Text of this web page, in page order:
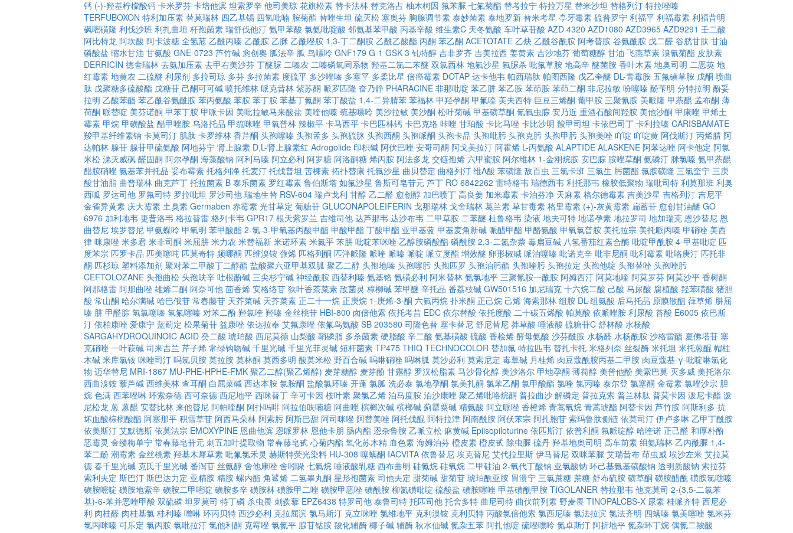
钙 (-)-羟基柠檬酸钙 卡米罗芬 卡培他滨 坦索罗辛 他司美琼 花旗松素 替卡法林 替克洛占 柚木柯因 氟苯脲 七氟菊酯 替考拉宁 特拉万星 替米沙坦 替格列汀 特拉唑嗪
TERFUBOXON 特利加压素 替莫瑞林 四乙基锡 四氢吡喃 胺菊酯 替唑生坦 硫灭松 塞奥芬 胸腺调节素 泰妙菌素 泰地罗新 替米考星 亭牙毒素 硫普罗宁 利福平 利福霉素 利福昔明
砜嘧磺隆 利伐沙班 利扎曲坦 杆孢菌素 瑞舒伐他汀 氨甲苯酸 氯氨吡啶酸 邻氨基苯甲酸 丙基辛酸 维生素C 天冬氨酸 车叶草苷酸 AZD 4320 AZD1080 AZD3965 AZD9291 壬二酸
阿比特龙 阿坎酸 阿卡波糖 全氢苊 乙酰丙嗪 乙酰胺 乙脒 乙酰唑胺 1,3-丁二酮胺 乙酰乙酸酯 丙酮 苯乙酮 ACETOTATE 乙炔 乙酰谷酰胺 阿考替胺 谷氨酰胺 戊二醛 谷胱甘肽 甘油
磷酸盐 缩水甘油 甘氨酸 GNE-0723 芦竹碱 愈创奥 胍法辛 胍 鸟嘌呤 GNF179 G-1 GSK-3 钆特醇 吉非罗齐 吉美拉西 姜黄素 吉沙地芬 葡萄糖醇 甘油 飞燕草素 溴氰菊酯 皮肤素
DERRICIN 德舍瑞林 去氨加压素 去甲右美沙芬 丁醚脲 二嗪农 二嗪磷氧同系物 羟基二氯二苯醚 双氯西林 地氟沙星 氟脲杀 吡氟草胺 地高辛 醚菌胺 香叶木素 地奥司明 二恶英 地
红霉素 地黄农 二硫醚 利尿剂 多拉司琼 多芬 多拉菌素 度硫平 多沙唑嗪 多塞平 多柔比星 倍癌霉素 DOTAP 达卡他韦 帕西瑞肽 帕图西隆 戊乙奎醚 DL-青霉胺 五氟磺草胺 戊酮 喷曲
肽 戊聚糖多硫酸酯 戊糖苷 己酮可可碱 喷托维林 哌克昔林 紫苏酮 哌罗匹隆 奋乃静 PHARACINE 非那吡啶 苯乙肼 苯乙胺 苯茚胺 苯茚二酮 非尼拉敏 吩噻嗪 酚苄明 分特拉明 酚妥
拉明 乙酸苯酯 苯乙酰谷氨酰胺 苯丙氨酸 苯胺 苯丁胺 苯基丁氮酮 苯丁酸盐 1,4-二异腈苯 苯福林 甲羟孕酮 甲氟喹 美夫西特 巨豆三烯酮 葡甲胺 三聚氰胺 美哌隆 甲萘醌 孟布酮 薄
荷酮 哌替啶 美芬诺酮 甲苯丁胺 甲哌卡因 美吡拉敏马来酸盐 美喹他嗪 巯基嘌呤 美沙拉敏 美沙酮 松叶菊碱 甲基磺草酮 氰氟虫腙 安乃近 重酒石酸间羟胺 美他沙酮 甲康唑 甲烯土
霉素 甲烷 甲磺酸盐 醋甲唑胺 乌洛托品 甲巯咪唑 甲氧普林 辣椒平 卡马西平 卡巴匹林钙 卡巴克络 咔唑 甘珀酸 卡比马唑 卡比沙明 羧甲司坦 卡依巴司丁 卡利拉嗪 CARISBAMATE
羧甲基纤维素钠 卡莫司汀 肌肽 卡罗维林 香芹酮 头孢噻嗪 头孢孟多 头孢硫脒 头孢西酮 头孢哌酮 头孢卡品 头孢吡肟 头孢克肟 头孢甲肟 头孢美唑 吖啶 吖啶黄 阿伐斯汀 丙烯腈 阿
达帕林 腺苷 腺苷甲硫氨酸 阿地芬宁 肾上腺素 D,L-肾上腺素红 Adrogolide 印枳碱 阿伏巴唑 安哥司酮 阿戈美拉汀 阿霍烯 L-丙氨酸 ALAPTIDE ALASKENE 阿苯达唑 阿卡他定 阿氯
米松 涕灭威砜 醛固酮 阿尔孕酮 海藻酸钠 阿利马嗪 阿立必利 阿罗糖 阿洛酮糖 烯丙胺 阿法多龙 交链孢烯 六甲蜜胺 阿尔维林 1-金刚烷胺 安巴腙 胺唑草酮 氨磷汀 脒氯嗪 氨甲萘醌
醋胺硝唑 氨基苯并托品 妥布霉素 托格列净 托麦汀 托伐普坦 苦楝素 拓扑替康 托氟沙星 曲贝替定 曲格列汀 维A酸 苯磺隆 敌百虫 三氯卡班 三氯生 肟菌酯 氟胺磺隆 三氯奎宁 三庚
酸甘油脂 曲普瑞林 曲克芦丁 托拉菌素 B 泰乐菌素 罗红霉素 鲁伯斯塔 如氟沙星 鲁斯可皂苷元 芦丁 RO 6842262 雷特格韦 瑞德西韦 利托那韦 橡胶低聚物 瑞吡司特 利莫那班 利奥
西呱 罗达司他 罗氟司特 罗拉吡坦 罗沙司他 瑞地生替 RSV-604 瑞卢戈利 甘醇 乙二醛 愈创醇 加巴喷丁 高良姜 加米霉素 卡泊芬净 天麻素 格尔德霉素 吉美沙星 吉格列汀 吉尼平
金雀异黄素 庆大霉素 土臭素 Germaben 赤霉素 光甘草定 葡糖苷 GLUCONAPOLEIFERIN 戈那瑞林 戈舍瑞林 葛兰素 草甘毒素 格里霉素 (+)-灰黄霉素 扁蓄苷 愈创甘油醚 GO
6976 加利地韦 更昔洛韦 格拉替雷 格列卡韦 GPR17 根天紫罗兰 吉维司他 达芦那韦 达沙布韦 二甲草胺 二苯醚 杜鲁格韦 染液 地夫可特 地诺孕素 地拉罗司 地加瑞克 恩沙替尼 恩
曲替尼 埃罗替尼 甲氨蝶呤 甲氧明 苯甲酸酯 2-氯-3-甲氧基丙酸甲酯 甲酸甲酯 丁酸甲酯 亚甲基蓝 甲基麦角新碱 哌醋甲酯 甲酪氨酸 甲氧氯普胺 美托拉宗 美托哌丙嗪 甲硝唑 美西
律 咪康唑 米多君 米非司酮 米屈肼 米力农 米替福新 米诺环素 米氮平 苯肼 吡啶苯咪唑 乙醇胺磷酸酯 磷酰胺 2,3-二氮杂萘 毒扁豆碱 八氢番茄红素合酶 吡啶甲酰胺 4-甲基吡啶 匹
度苯宗 匹罗卡品 匹美噻吨 匹莫奇特 频哪酮 匹维溴铵 蒎烯 匹格列酮 匹泮哌隆 哌喹 哌嗪 哌啶 哌立度酯 增效醚 卵形椒碱 哌泊噻嗪 吡诺克辛 吡非尼酮 吡利霉素 吡咯庚汀 匹托非
酮 匹杉琼 塑料添加剂 聚对苯二甲酸丁二醇酯 盐酸聚六亚甲基双胍 聚乙二醇 头孢地嗪 头孢噻肟 头孢匹罗 头孢泊肟酯 头孢喹肟 头孢拉定 头孢他啶 头孢替唑 头孢唑肟
CEFTOLOZANE 头孢曲松 头孢呋辛 吐根酚碱 三尖杉宁碱 神经酰胺 西替利嗪 氨基铬 氨磺必利 阿米替林 氨氯地平 三聚氰胺一酰胺 阿姆西汀 阿莫地喹 阿莫罗芬 阿莫沙平 香树酮
阿那格雷 阿那曲唑 雄烯二酮 阿奈可他 茴香烯 安格络苷 狭叶香茶菜素 敌菌灵 樟柳碱 苯甲醚 辛托品 番荔枝碱 GW501516 加尼瑞克 十六烷二酸 己酸 马尿酸 腐植酸 羟苯磺酸 猪胆
酸 常山酮 哈尔满碱 哈巴俄苷 常春藤苷 天芥菜碱 天芥菜素 正二十一烷 正庚烷 1-庚烯-3-酮 六氟丙烷 扑米酮 正己烷 己烯 海索那林 组胺 DL-组氨酸 后马托品 原膜散酯 葎草烯 肼屈
嗪 肼 甲醛腙 氢氯噻嗪 氢氟噻嗪 对苯二酚 羟氯喹 羟嗪 金丝桃苷 HBI-800 卤倍他索 依托考昔 EDC 依尔替酸 依托度酸 二十碳五烯酸 帕莫酸 依哌唑胺 利尿酸 苔酸 E6005 依巴斯
汀 依柏康唑 爱康宁 蓝蓟定 松果菊苷 益康唑 依达拉奉 艾氟康唑 依氟鸟氨酸 SB 203580 司隆色替 塞卡替尼 舒尼替尼 莽草酸 唾液酸 硫糖苷C 舒林酸 水杨酸
SARGAHYDROQUINOIC ACID 癸二酸 琥珀酸 西尼莫德 山梨酸 鞘磷脂 多杀菌素 硬脂酸 辛二酸 氨基磺酸 硫酸 香桧烯 酵母氨酸 沙芬酰胺 水杨醛 水杨酰胺 沙格雷酯 夏佛塔苷 塞
克硝唑 一叶萩碱 司来吉兰 芹子烯 常绿钩吻碱 千里光碱 千里光菲灵碱 短杆菌素 TP475 THIQ TECHNOCOLOR 替加氟 特拉匹韦 替扎卡托 米格列奈 丝裂酶 米托坦 米托蒽醌 帽柱
木碱 米库氯铵 咪唑司汀 吗氯贝胺 莫拉胺 莫林酮 莫西多明 酸莫米松 野百合碱 吗啉硝唑 吗啉胍 莫沙必利 莫索尼定 毒蕈碱 月桂烯 肉豆蔻酰胺丙基二甲胺 肉豆蔻基-γ-吡啶啉氯化
物 迈华替尼 MRI-1867 MU-PHE-HPHE-FMK 聚乙二醇(聚乙烯醇) 麦芽糖醇 麦芽酚 甘露醇 罗汉松脂素 马沙骨化醇 美沙洛尔 甲地孕酮 薄荷醇 美普他酚 美索巴莫 灭多威 美托洛尔
西曲溴铵 藜芦碱 西维美林 查耳酮 白屈菜碱 西达本胺 氯胺酮 盐酸氯环嗪 开蓬 氯胍 洗必泰 氯地孕酮 氯美扎酮 氯苯乙酮 氯甲酸酯 氯喹 氯丙嗪 泰尔登 氯塞酮 金霉素 氯唑沙宗 胆
烷 色满 西苯唑啉 环索奈德 西可奈德 西尼地平 西咪替丁 辛可卡因 桉叶素 聚氯乙烯 泊马度胺 泊沙康唑 聚乙烯吡咯烷酮 普拉曲沙 解磷定 普拉克索 普兰林肽 普莫卡因 泼尼卡酯 泼
尼松龙 蒽 蒽醌 安替比林 来他替尼 阿帕喹酮 阿扑吗啡 阿拉伯呋喃糖 阿曲唑 槟榔次碱 槟榔碱 蓟罂粟碱 精氨酸 阿立哌唑 香橙烯 青蒿氧烷 青蒿琥酯 阿替卡因 芦竹胺 阿斯利多 抗
坏血酸棕榈酸酯 阿塞那平 积雪草苷 阿西马朵林 阿索肟 阿斯巴甜 阿司咪唑 阿替美唑 阿托伐醌 阿特拉津 阿南酰胺 阿伏苯宗 阿扎胞苷 索玛鲁肽侧链 依莫司汀 伊卢多啉 乙甲丁酰胺
依美斯汀 艾默德斯 依莫法宗 EMOXYPINE 恩曲他滨 恩哌罗林 恩他卡朋 肠内酯 恩杂鲁胺 乙哌立松 麻黄碱 Epiisopiloturine 依匹斯汀 依普利酮 氟哌啶醇 哈喹诺 正己醛 和厚朴酚
恶霉灵 金缕梅单宁 常春藤皂苷元 刺五加叶提取物 常春藤皂甙 心菊内酯 氧化苏木精 血色素 海姆泊芬 橙皮素 橙皮甙 除虫脲 硫丹 羟基地奥司明 高车前素 组氨瑞林 乙内酰脲 1,4-
苯二酚 潮霉素 金丝桃素 羟基木犀草素 吡氟氯禾灵 赫斯特荧光染料 HU-308 噻螨酮 IACVITA 依鲁替尼 埃克替尼 艾代拉里斯 伊马替尼 双咪苯脲 艾瑞昔布 茚虫威 埃沙左米 艾拉莫
德 春千里光碱 克氏千里光碱 番泻苷 丝氨醇 舍他康唑 舍吲哚 七氟烷 唾液酸乳糖 西布曲明 硅氮烷 硅氧烷 二甲硅油 2-氧代丁酸钠 亚氯酸钠 环己基氨基磺酸钠 透明质酸钠 索拉芬
索利夫定 斯巴汀 斯巴达力定 亚精胺 精胺 螺内酯 角鲨烯 二氢睾丸酮 星形孢菌素 司他夫定 甜菊碱 甜菊苷 琥珀酰亚胺 胃溃宁 三氯蔗糖 蔗糖 舒布硫胺 磺草酮 磺胺醋酰 磺胺氯哒嗪
磺胺嘧啶 磺胺地索辛 磺胺二甲嘧啶 磺胺多辛 磺胺林 磺胺甲二唑 磺胺甲恶唑 磺酰胺 柳氮磺吡啶 硫酸盐 磺胺噻唑 甲基磺酰甲胺 TIGOLANER 替拉那韦 他克莫司 2-(3,5-二氯苯
基)-6-苯并恶唑甲酸 双硫磷 坦罗莫司 特丁磷 杀虫畏 刺蒺藜 EPZ6438 特罗司他 泰鲁司特 托匹司他 托舍多特 曲尼司特 曲伏前列素 野麦畏 TINOPALCBS-X 尿素 桂哌齐特 西尼必
利 肉桂醛 肉桂基氯 桂利嗪 噌啉 环丙贝特 西沙必利 克拉屈滨 氯马斯汀 克立咪唑 氯维地平 克利溴铵 克利贝特 丙酸氯倍他索 氯西尼嗪 氯法拉滨 氯法齐明 四螨嗪 氯美噻唑 氯米芬
氯丙咪嗪 可乐定 氯丙胺 氯吡拉汀 氯他利酮 克霉唑 氯氮平 腺苷钴胺 羧化辅酶 椰子碱 辅酶 秋水仙碱 氮杂五苯 阿扎他啶 硫唑嘌呤 氮卓斯汀 阿折地平 氮杂环丁烷 偶氮二羧酸